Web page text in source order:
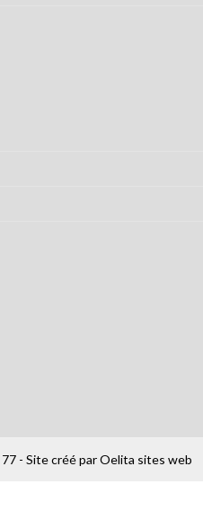
- Site créé parOelita sites web